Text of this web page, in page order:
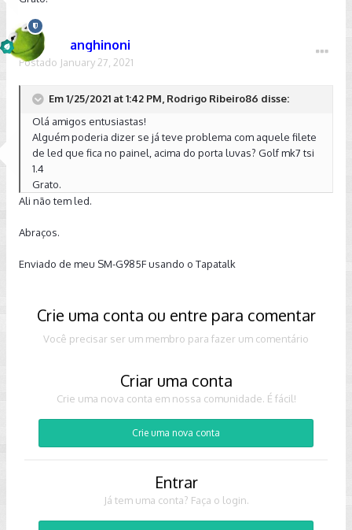
anghinoni
Postado January 27, 2021
Em 1/25/2021 at 1:42 PM, Rodrigo Ribeiro86 disse:
Olá amigos entusiastas!
Alguém poderia dizer se já teve problema com aquele filete
de led que fica no painel, acima do porta luvas? Golf mk7 tsi
1.4
Grato.
Ali não tem led.
Abraços.
Enviado de meu SM-G985F usando o Tapatalk
Crie uma conta ou entre para comentar
Você precisar ser um membro para fazer um comentário
Criar uma conta
Crie uma nova conta em nossa comunidade. É fácil!
Crie uma nova conta
Entrar
Já tem uma conta? Faça o login.